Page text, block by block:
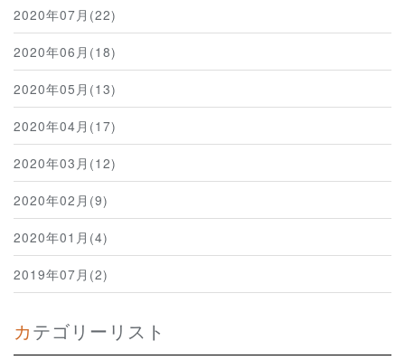
2020年07月(22)
2020年06月(18)
2020年05月(13)
2020年04月(17)
2020年03月(12)
2020年02月(9)
2020年01月(4)
2019年07月(2)
カテゴリーリスト